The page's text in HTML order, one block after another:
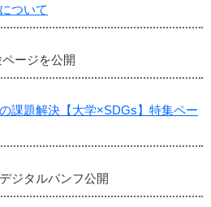
ついて
ージを公開
課題解決【大学×SDGs】特集ペー
ジタルパンフ公開